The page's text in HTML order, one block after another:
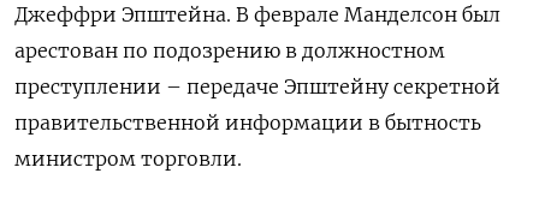
Джеффри Эпштейна. В феврале Манделсон был
арестован по подозрению в должностном
преступлении – передаче Эпштейну секретной
правительственной информации в бытность
министром торговли.